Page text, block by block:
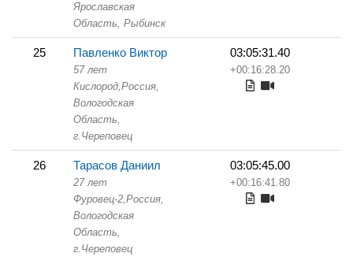
Ярославская
Область, Рыбинск
25 Павленко Виктор
57 лет
Кислород,Россия,
Вологодская
Область,
г.Череповец
03:05:31.40
+00:16:28.20
26 Тарасов Даниил
27 лет
Фуровец-2,Россия,
Вологодская
Область,
г.Череповец
03:05:45.00
+00:16:41.80